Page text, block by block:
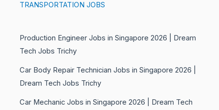
TRANSPORTATION JOBS
Production Engineer Jobs in Singapore 2026 | Dream
Tech Jobs Trichy
Car Body Repair Technician Jobs in Singapore 2026 |
Dream Tech Jobs Trichy
Car Mechanic Jobs in Singapore 2026 | Dream Tech